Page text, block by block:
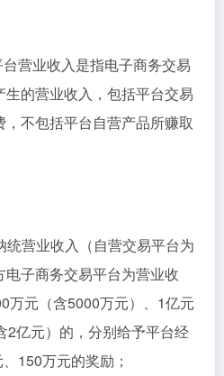
营业收入是指电子商务交易
的营业收入，包括平台交易
不包括平台自营产品所赚取
统营业收入（自营交易平台为
子商务交易平台为营业收
万元（含5000万元）、1亿元
2亿元）的，分别给予平台经
150万元的奖励；